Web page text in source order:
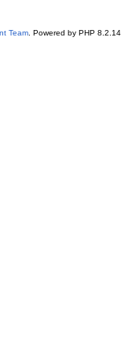
Team. Powered by PHP